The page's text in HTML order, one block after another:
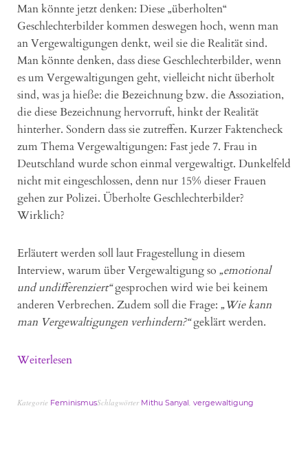
Man könnte jetzt denken: Diese „überholten“
Geschlechterbilder kommen deswegen hoch, wenn man
an Vergewaltigungen denkt, weil sie die Realität sind.
Man könnte denken, dass diese Geschlechterbilder, wenn
es um Vergewaltigungen geht, vielleicht nicht überholt
sind, was ja hieße: die Bezeichnung bzw. die Assoziation,
die diese Bezeichnung hervorruft, hinkt der Realität
hinterher. Sondern dass sie zutreffen. Kurzer Faktencheck
zum Thema Vergewaltigungen: Fast jede 7. Frau in
Deutschland wurde schon einmal vergewaltigt. Dunkelfeld
nicht mit eingeschlossen, denn nur 15% dieser Frauen
gehen zur Polizei. Überholte Geschlechterbilder?
Wirklich?
Erläutert werden soll laut Fragestellung in diesem
Interview, warum über Vergewaltigung so „emotional
und undifferenziert“gesprochen wird wie bei keinem
anderen Verbrechen. Zudem soll die Frage: „Wie kann
man Vergewaltigungen verhindern?“geklärt werden.
Weiterlesen
Kategorie FeminismusSchlagwörter Mithu Sanyal vergewaltigung